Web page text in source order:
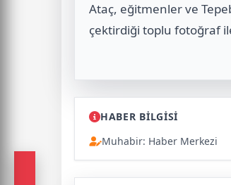
Ataç, eğitmenler ve
çektirdiği toplu fotoğraf
HABER BİLGİSİ
Muhabir: Haber Merkezi